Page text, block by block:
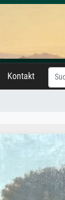
Kontakt